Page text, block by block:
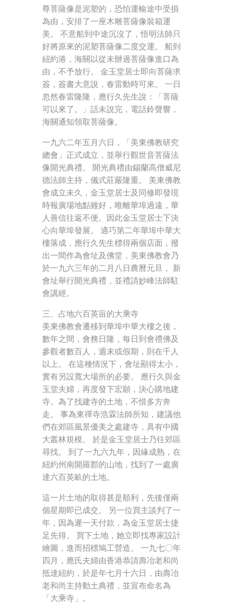
尊菩薩像是泥塑的，恐怕運輸途中受損
為由，安排了一座木雕菩薩像裝箱運
美。 不意船到中途沉沒了，悟明法師只
好將原來的泥塑菩薩像二度交運。 船到
紐約港，海關以從未辦過菩薩像進口為
由，不予放行。 金玉堂居士即向菩薩求
簽，簽書大意說，春雷動時可來。 一日
忽然春雷隆隆，應行久先生說：「菩薩
可以來了。」話未說完，電話鈴聲響，
海關通知領取菩薩像。
一九六二年五月六日，「美東佛教研究
總會」正式成立，並舉行觀世音菩薩法
像開光典禮。 開光典禮由錫蘭高僧威尼
德法師主持，儀式莊嚴隆重。 美東佛教
會成立未久，金玉堂居士及同修即發現
時報廣場地點雖好，唯離華埠過遠，華
人善信往返不便。因此金玉堂居士下決
心向華埠發展。 適巧第二年華埠中華大
樓落成，應行久先生標得兩個店面，撥
出一間作為會址及佛堂，美東佛教會乃
於一九六三年的二月八日農曆元旦， 新
會址舉行開光典禮，並禮請妙峰法師駐
會講經。
三、占地六百英亩的大乘寺
美東佛教會遷移到華埠中華大樓之後，
數年之間，會務日隆，每日到會禮佛及
參觀者數百人，週末或假期，則在千人
以上。 在這種情況下，會址顯得太小，
實有另設寬大場所的必要。 應行久與金
玉堂夫婦，再度發下宏願，決心購地建
寺。為了找建寺的土地，不惜多方奔
走。 事為東禪寺浩霖法師所知，建議他
們在郊區風景優美之處建寺，具有中國
大叢林規模。 於是金玉堂居士乃往郊區
尋找。 到了一九六九年，因緣成熟，在
紐約州南開羅郡的山地，找到了一處廣
達六百英畝的土地。
這一片土地的取得甚是順利，先後僅兩
個星期即已成交。 另一位買主談判了一
年，因為遲一天付款，為金玉堂居士捷
足先得。 買下土地，她立即找專家設計
繪圖，進而招標鳩工營造。 一九七〇年
四月，應氏夫婦由香港恭請壽冶老和尚
抵達紐約，於是年七月十六日，由壽冶
老和尚主持動土典禮，並宣布命名為
「大乘寺」。